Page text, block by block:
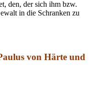
den, der sich ihm bzw.
in die Schranken zu
von Härte und